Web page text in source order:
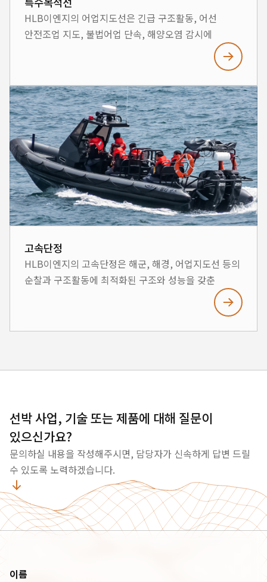
HLB이엔지의 어업지도선은 긴급 구조활동, 어선
안전조업 지도, 불법어업 단속, 해양오염 감시에
최적화된 선박으로 디자인되었습니다. 최첨단의 기술과
알루미늄에 적합한 선체 설계를 적용하였으며, 다기능
어업지도선의 목적에 부합하는 공간 활용 및 장비
배치가 특징입니다. 또한 항해에 필요한 최첨단 장치와
신개념 기술을 접목하여 운항의 편의를 제공합니다.
고속단정
HLB이엔지의 고속단정은 해군, 해경, 어업지도선 등의
순찰과 구조활동에 최적화된 구조와 성능을 갖춘
전천후 다목적 고속보트입니다. 고속단정은 6.5m,
8.5m, 10m급의 3가지 모델로, 최대속력 45노트
이상을 자랑합니다. 이 고속단정은 거친 바다
선박 사업, 기술 또는 제품에 대해 질문이
있으신가요?
문의하실 내용을 작성해주시면, 담당자가 신속하게 답변 드릴
수 있도록 노력하겠습니다.
이름